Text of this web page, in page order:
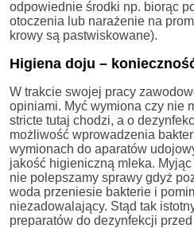
odpowiednie środki np. biorąc
otoczenia lub narażenie na
krowy są pastwiskowane).
Higiena doju –
W trakcie swojej pracy
opiniami. Myć wymiona czy nie
stricte tutaj chodzi, a o
możliwość wprowadzenia
wymionach do aparatów
jakość higieniczną mleka. Myjąc
nie polepszamy sprawy gdyż
woda przeniesie bakterie i
niezadowalający. Stąd tak
preparatów do dezynfekcji